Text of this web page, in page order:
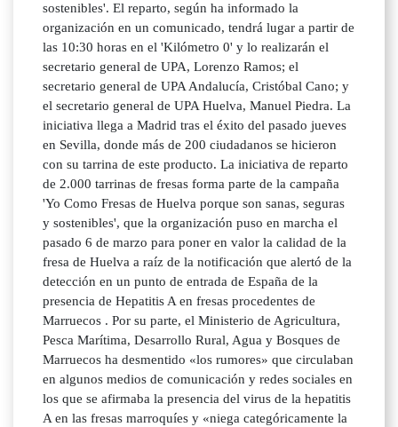
sostenibles'. El reparto, según ha informado la
organización en un comunicado, tendrá lugar a partir de
las 10:30 horas en el 'Kilómetro 0' y lo realizarán el
secretario general de UPA, Lorenzo Ramos; el
secretario general de UPA Andalucía, Cristóbal Cano; y
el secretario general de UPA Huelva, Manuel Piedra. La
iniciativa llega a Madrid tras el éxito del pasado jueves
en Sevilla, donde más de 200 ciudadanos se hicieron
con su tarrina de este producto. La iniciativa de reparto
de 2.000 tarrinas de fresas forma parte de la campaña
'Yo Como Fresas de Huelva porque son sanas, seguras
y sostenibles', que la organización puso en marcha el
pasado 6 de marzo para poner en valor la calidad de la
fresa de Huelva a raíz de la notificación que alertó de la
detección en un punto de entrada de España de la
presencia de Hepatitis A en fresas procedentes de
Marruecos . Por su parte, el Ministerio de Agricultura,
Pesca Marítima, Desarrollo Rural, Agua y Bosques de
Marruecos ha desmentido «los rumores» que circulaban
en algunos medios de comunicación y redes sociales en
los que se afirmaba la presencia del virus de la hepatitis
A en las fresas marroquíes y «niega categóricamente la